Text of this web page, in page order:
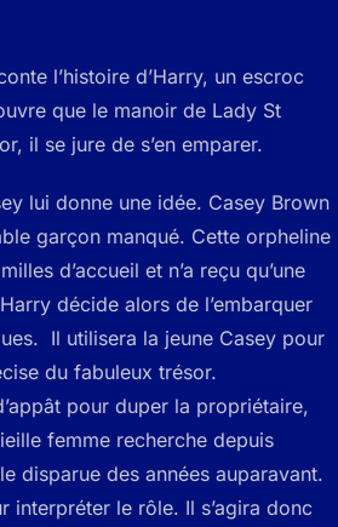
l’histoire d’Harry, un escroc
que le manoir de Lady St
il se jure de s’en emparer.
lui donne une idée. Casey Brown
garçon manqué. Cette orpheline
d’accueil et n’a reçu qu’une
décide alors de l’embarquer
Il utilisera la jeune Casey pour
du fabuleux trésor.
pour duper la propriétaire,
femme recherche depuis
disparue des années auparavant.
interpréter le rôle. Il s’agira donc